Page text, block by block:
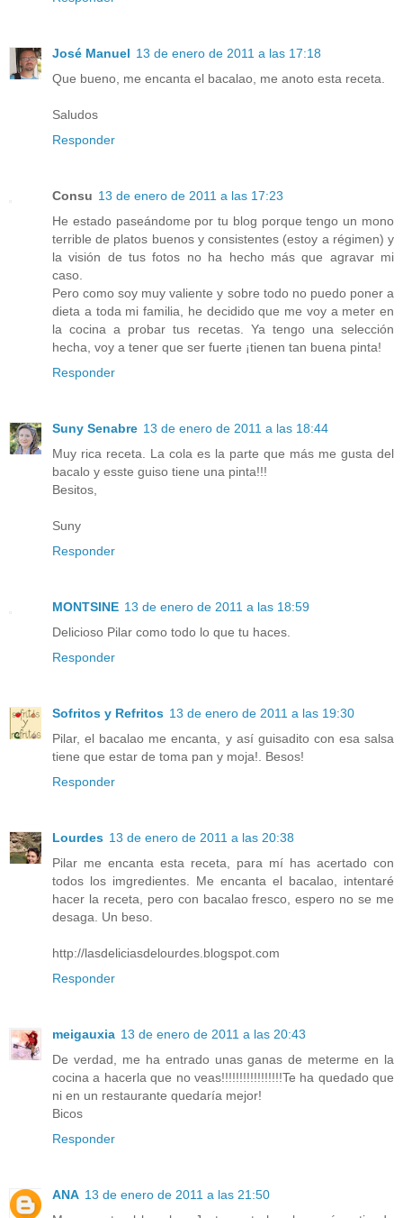
José Manuel 13 de enero de 2011 a las 17:18
Que bueno, me encanta el bacalao, me anoto esta receta.
Saludos
Responder
Consu 13 de enero de 2011 a las 17:23
He estado paseándome por tu blog porque tengo un mono
terrible de platos buenos y consistentes (estoy a régimen) y
la visión de tus fotos no ha hecho más que agravar mi
caso.
Pero como soy muy valiente y sobre todo no puedo poner a
dieta a toda mi familia, he decidido que me voy a meter en
la cocina a probar tus recetas. Ya tengo una selección
hecha, voy a tener que ser fuerte ¡tienen tan buena pinta!
Responder
Suny Senabre 13 de enero de 2011 a las 18:44
Muy rica receta. La cola es la parte que más me gusta del
bacalo y esste guiso tiene una pinta!!!
Besitos,
Suny
Responder
MONTSINE 13 de enero de 2011 a las 18:59
Delicioso Pilar como todo lo que tu haces.
Responder
Sofritos y Refritos 13 de enero de 2011 a las 19:30
Pilar, el bacalao me encanta, y así guisadito con esa salsa
tiene que estar de toma pan y moja!. Besos!
Responder
Lourdes 13 de enero de 2011 a las 20:38
Pilar me encanta esta receta, para mí has acertado con
todos los imgredientes. Me encanta el bacalao, intentaré
hacer la receta, pero con bacalao fresco, espero no se me
desaga. Un beso.
http://lasdeliciasdelourdes.blogspot.com
Responder
meigauxia 13 de enero de 2011 a las 20:43
De verdad, me ha entrado unas ganas de meterme en la
cocina a hacerla que no veas!!!!!!!!!!!!!!!!!Te ha quedado que
ni en un restaurante quedaría mejor!
Bicos
Responder
ANA 13 de enero de 2011 a las 21:50